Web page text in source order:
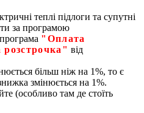
теплі підлоги та супутні
за програмою
"Оплата
від
більш ніж на 1%, то є
змінюється на 1%.
(особливо там де стоїть